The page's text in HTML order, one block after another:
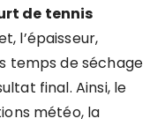
de tennis
l’épaisseur,
temps de séchage
final. Ainsi, le
météo, la